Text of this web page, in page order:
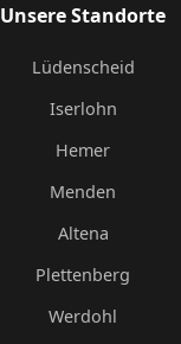
Unsere Standorte
Lüdenscheid
Iserlohn
Hemer
Menden
Altena
Plettenberg
Werdohl